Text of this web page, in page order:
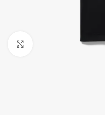
Zum Vergrößern